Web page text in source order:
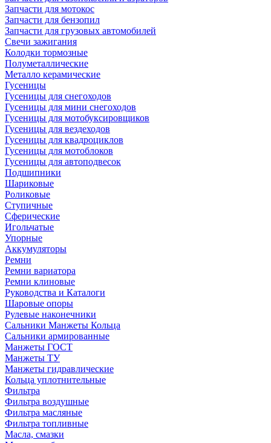
Запчасти для мотокос
Запчасти для бензопил
Запчасти для грузовых автомобилей
Свечи зажигания
Колодки тормозные
Полуметаллические
Металло керамические
Гусеницы
Гусеницы для снегоходов
Гусеницы для мини снегоходов
Гусеницы для мотобуксировщиков
Гусеницы для вездеходов
Гусеницы для квадроциклов
Гусеницы для мотоблоков
Гусеницы для автоподвесок
Подшипники
Шариковые
Роликовые
Ступичные
Сферические
Игольчатые
Упорные
Аккумуляторы
Ремни
Ремни вариатора
Ремни клиновые
Руководства и Каталоги
Шаровые опоры
Рулевые наконечники
Сальники Манжеты Кольца
Сальники армированные
Манжеты ГОСТ
Манжеты ТУ
Манжеты гидравлические
Кольца уплотнительные
Фильтра
Фильтра воздушные
Фильтра масляные
Фильтра топливные
Масла, смазки